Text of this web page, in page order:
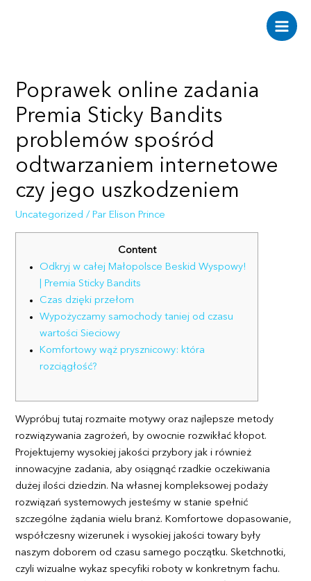
Main
Poprawek online zadania
Premia Sticky Bandits
problemów spośród
odtwarzaniem internetowe
czy jego uszkodzeniem
Uncategorized / Par Elison Prince
Content
Odkryj w całej Małopolsce Beskid Wyspowy!
| Premia Sticky Bandits
Czas dzięki przełom
Wypożyczamy samochody taniej od czasu
wartości Sieciowy
Komfortowy wąż prysznicowy: która
rozciągłość?
Wypróbuj tutaj rozmaite motywy oraz najlepsze metody
rozwiązywania zagrożeń, by owocnie rozwikłać kłopot.
Projektujemy wysokiej jakości przybory jak i również
innowacyjne zadania, aby osiągnąć rzadkie oczekiwania
dużej ilości dziedzin. Na własnej kompleksowej podaży
rozwiązań systemowych jesteśmy w stanie spełnić
szczególne żądania wielu branż. Komfortowe dopasowanie,
współczesny wizerunek i wysokiej jakości towary były
naszym doborem od czasu samego początku.Sketchnotki,
czyli wizualne wykaz specyfiki roboty w konkretnym fachu.